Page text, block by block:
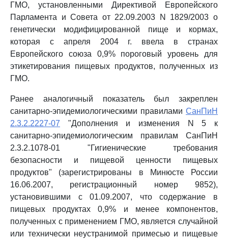
ГМО, установленными Директивой Европейского
Парламента и Совета от 22.09.2003 N 1829/2003 о
генетически модифицированной пище и кормах,
которая с апреля 2004 г. ввела в странах
Европейского союза 0,9% пороговый уровень для
этикетирования пищевых продуктов, полученных из
ГМО.
Ранее аналогичный показатель был закреплен
санитарно-эпидемиологическими правилами СанПиН
2.3.2.2227-07 "Дополнения и изменения N 5 к
санитарно-эпидемиологическим правилам СанПиН
2.3.2.1078-01 "Гигиенические требования
безопасности и пищевой ценности пищевых
продуктов" (зарегистрированы в Минюсте России
16.06.2007, регистрационный номер 9852),
установившими с 01.09.2007, что содержание в
пищевых продуктах 0,9% и менее компонентов,
полученных с применением ГМО, является случайной
или технически неустранимой примесью и пищевые